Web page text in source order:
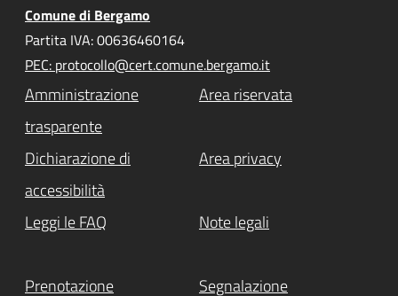
Comune di Bergamo
Partita IVA: 00636460164
PEC: protocollo@cert.comune.bergamo.it
Amministrazione
trasparente
Area riservata
Dichiarazione di
accessibilità
Area privacy
Leggi le FAQ Note legali
Prenotazione Segnalazione